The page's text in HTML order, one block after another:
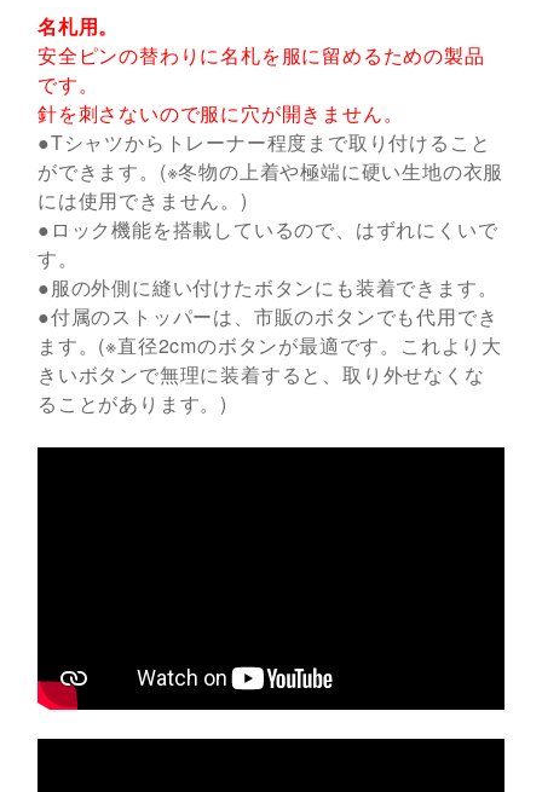
名札用。
安全ピンの替わりに名札を服に留めるための製品
です。
針を刺さないので服に穴が開きません。
●Tシャツからトレーナー程度まで取り付けること
ができます。(※冬物の上着や極端に硬い生地の衣服
には使用できません。)
●ロック機能を搭載しているので、はずれにくいで
す。
●服の外側に縫い付けたボタンにも装着できます。
●付属のストッパーは、市販のボタンでも代用でき
ます。(※直径2cmのボタンが最適です。これより大
きいボタンで無理に装着すると、取り外せなくな
ることがあります。)